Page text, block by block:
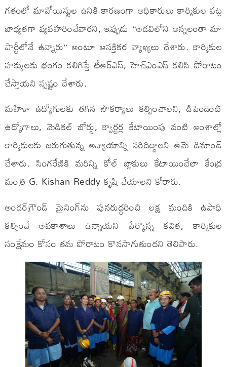
గతంలో మావోయిస్టుల ఉనికి కారణంగా అధికారులు కార్మికుల పట్ల
బాధ్యతగా వ్యవహరించేవారని, ఇప్పుడు “అడవిలోని అన్నలంతా మా
పార్టీలోనే ఉన్నారు” అంటూ ఆసక్తికర వ్యాఖ్యలు చేశారు. కార్మికుల
హక్కులకు భంగం కలిగిస్తే టీఆర్ఎస్, హెచ్ఎంఎస్ కలిసి పోరాటం
చేస్తాయని స్పష్టం చేశారు.
మహిళా ఉద్యోగులకు తగిన సౌకర్యాలు కల్పించాలని, డిపెండెంట్
ఉద్యోగాలు, మెడికల్ బోర్డు, క్వార్టర్ల కేటాయింపు వంటి అంశాల్లో
కార్మికులకు జరుగుతున్న అన్యాయాన్ని సరిదిద్దాలని ఆమె డిమాండ్
చేశారు. సింగరేణికి మరిన్ని కోల్ బ్లాకులు కేటాయించేలా కేంద్ర
మంత్రి G. Kishan Reddy కృషి చేయాలని కోరారు.
అండర్‌గ్రౌండ్ మైనింగ్‌ను పునరుద్ధరించి లక్ష మందికి ఉపాధి
కల్పించే అవకాశాలు ఉన్నాయని పేర్కొన్న కవిత, కార్మికుల
సంక్షేమం కోసం తమ పోరాటం కొనసాగుతుందని తెలిపారు.